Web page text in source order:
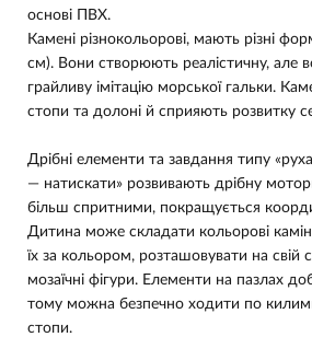
основі ПВХ.
Камені різнокольорові, мають різні
см). Вони створюють реалістичну, але
грайливу імітацію морської гальки.
стопи та долоні й сприяють розвитку
Дрібні елементи та завдання типу
— натискати» розвивають дрібну
більш спритними, покращується
Дитина може складати кольорові
їх за кольором, розташовувати на свій
мозаїчні фігури. Елементи на пазлах
тому можна безпечно ходити по
стопи.